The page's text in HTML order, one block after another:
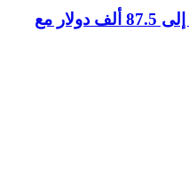
ارتفاع سعر بيتكوين اليوم 3% إلى 87.5 ألف دولار مع